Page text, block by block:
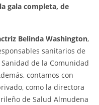
gala completa, de
Belinda Washington,
sanitarios de
de la Comunidad
contamos con
como la directora
de Salud Almudena